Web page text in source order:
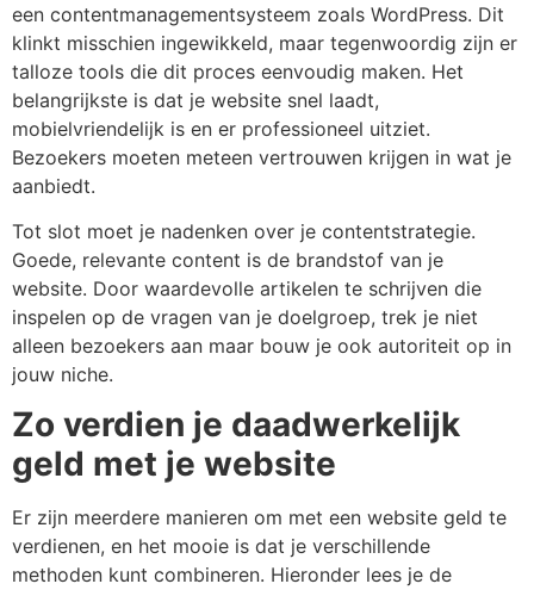
een contentmanagementsysteem zoals WordPress. Dit
klinkt misschien ingewikkeld, maar tegenwoordig zijn er
talloze tools die dit proces eenvoudig maken. Het
belangrijkste is dat je website snel laadt,
mobielvriendelijk is en er professioneel uitziet.
Bezoekers moeten meteen vertrouwen krijgen in wat je
aanbiedt.
Tot slot moet je nadenken over je contentstrategie.
Goede, relevante content is de brandstof van je
website. Door waardevolle artikelen te schrijven die
inspelen op de vragen van je doelgroep, trek je niet
alleen bezoekers aan maar bouw je ook autoriteit op in
jouw niche.
Zo verdien je daadwerkelijk
geld met je website
Er zijn meerdere manieren om met een website geld te
verdienen, en het mooie is dat je verschillende
methoden kunt combineren. Hieronder lees je de